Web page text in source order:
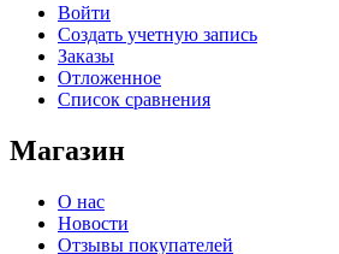
Войти
Создать учетную запись
Заказы
Отложенное
Список сравнения
Магазин
О нас
Новости
Отзывы покупателей